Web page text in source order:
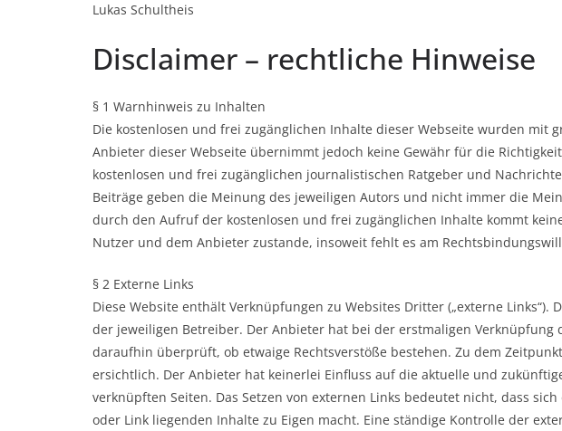
Lukas Schultheis
Disclaimer – rechtliche Hinweise
§ 1 Warnhinweis zu Inhalten
Die kostenlosen und frei zugänglichen Inhalte dieser Webseite wurden mit
Anbieter dieser Webseite übernimmt jedoch keine Gewähr für die
kostenlosen und frei zugänglichen journalistischen Ratgeber und
Beiträge geben die Meinung des jeweiligen Autors und nicht immer die
durch den Aufruf der kostenlosen und frei zugänglichen Inhalte kommt
Nutzer und dem Anbieter zustande, insoweit fehlt es am
§ 2 Externe Links
Diese Website enthält Verknüpfungen zu Websites Dritter („externe Links“).
der jeweiligen Betreiber. Der Anbieter hat bei der erstmaligen Verknüpfung
daraufhin überprüft, ob etwaige Rechtsverstöße bestehen. Zu dem
ersichtlich. Der Anbieter hat keinerlei Einfluss auf die aktuelle und
verknüpften Seiten. Das Setzen von externen Links bedeutet nicht, dass
oder Link liegenden Inhalte zu Eigen macht. Eine ständige Kontrolle der